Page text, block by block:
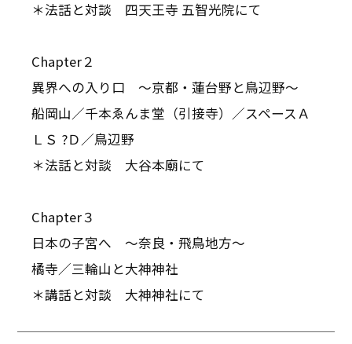
＊法話と対談 四天王寺 五智光院にて
Chapter２
異界への入り口 〜京都・蓮台野と鳥辺野〜
船岡山／千本ゑんま堂（引接寺）／スペースＡ
ＬＳ ?Ｄ／鳥辺野
＊法話と対談 大谷本廟にて
Chapter３
日本の子宮へ 〜奈良・飛鳥地方〜
橘寺／三輪山と大神神社
＊講話と対談 大神神社にて